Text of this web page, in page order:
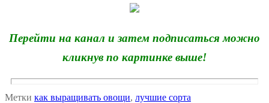
Перейти на канал и затем подписаться можно
кликнув по картинке выше!
Метки как выращивать овощи, лучшие сорта